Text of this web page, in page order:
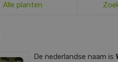
Alle planten
De nederlandse naam is